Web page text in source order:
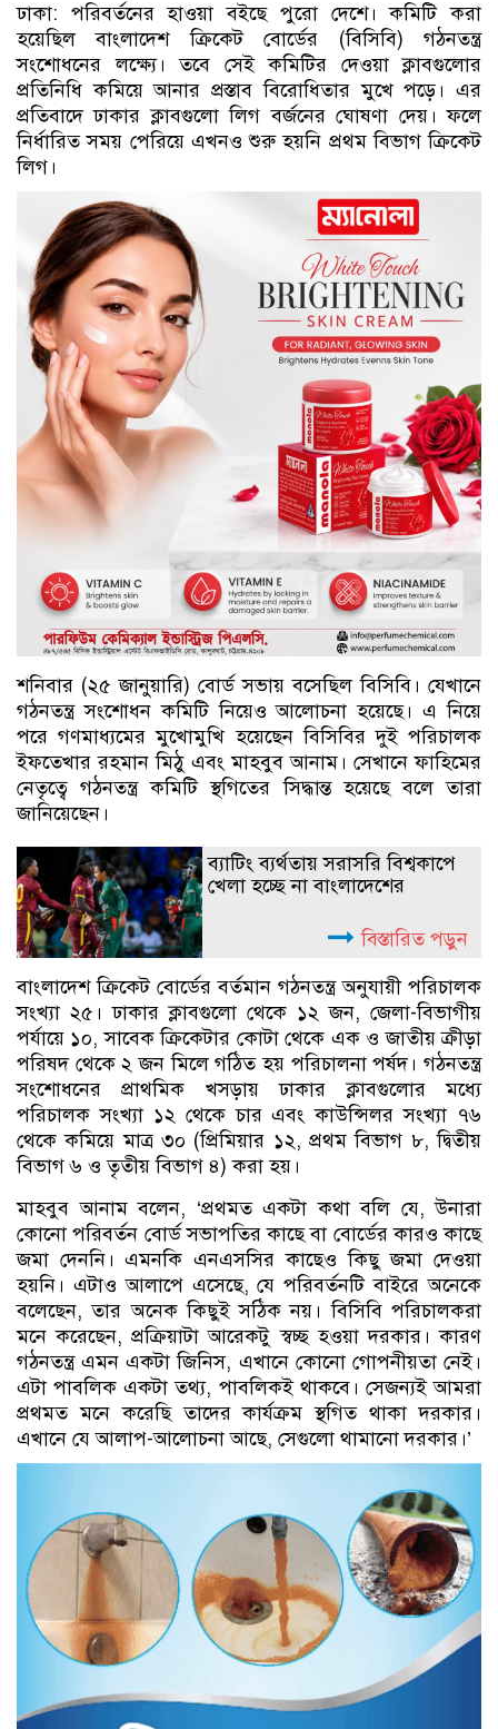
ঢাকা: পরিবর্তনের হাওয়া বইছে পুরো দেশে। কমিটি করা
হয়েছিল বাংলাদেশ ক্রিকেট বোর্ডের (বিসিবি) গঠনতন্ত্র
সংশোধনের লক্ষ্যে। তবে সেই কমিটির দেওয়া ক্লাবগুলোর
প্রতিনিধি কমিয়ে আনার প্রস্তাব বিরোধিতার মুখে পড়ে। এর
প্রতিবাদে ঢাকার ক্লাবগুলো লিগ বর্জনের ঘোষণা দেয়। ফলে
নির্ধারিত সময় পেরিয়ে এখনও শুরু হয়নি প্রথম বিভাগ ক্রিকেট
লিগ।
শনিবার (২৫ জানুয়ারি) বোর্ড সভায় বসেছিল বিসিবি। যেখানে
গঠনতন্ত্র সংশোধন কমিটি নিয়েও আলোচনা হয়েছে। এ নিয়ে
পরে গণমাধ্যমের মুখোমুখি হয়েছেন বিসিবির দুই পরিচালক
ইফতেখার রহমান মিঠু এবং মাহবুব আনাম। সেখানে ফাহিমের
নেতৃত্বে গঠনতন্ত্র কমিটি স্থগিতের সিদ্ধান্ত হয়েছে বলে তারা
জানিয়েছেন।
ব্যাটিং ব্যর্থতায় সরাসরি বিশ্বকাপে
খেলা হচ্ছে না বাংলাদেশের
বিস্তারিত পড়ুন
বাংলাদেশ ক্রিকেট বোর্ডের বর্তমান গঠনতন্ত্র অনুযায়ী পরিচালক
সংখ্যা ২৫। ঢাকার ক্লাবগুলো থেকে ১২ জন, জেলা-বিভাগীয়
পর্যায়ে ১০, সাবেক ক্রিকেটার কোটা থেকে এক ও জাতীয় ক্রীড়া
পরিষদ থেকে ২ জন মিলে গঠিত হয় পরিচালনা পর্ষদ। গঠনতন্ত্র
সংশোধনের প্রাথমিক খসড়ায় ঢাকার ক্লাবগুলোর মধ্যে
পরিচালক সংখ্যা ১২ থেকে চার এবং কাউন্সিলর সংখ্যা ৭৬
থেকে কমিয়ে মাত্র ৩০ (প্রিমিয়ার ১২, প্রথম বিভাগ ৮, দ্বিতীয়
বিভাগ ৬ ও তৃতীয় বিভাগ ৪) করা হয়।
মাহবুব আনাম বলেন, ‘প্রথমত একটা কথা বলি যে, উনারা
কোনো পরিবর্তন বোর্ড সভাপতির কাছে বা বোর্ডের কারও কাছে
জমা দেননি। এমনকি এনএসসির কাছেও কিছু জমা দেওয়া
হয়নি। এটাও আলাপে এসেছে, যে পরিবর্তনটি বাইরে অনেকে
বলেছেন, তার অনেক কিছুই সঠিক নয়। বিসিবি পরিচালকরা
মনে করেছেন, প্রক্রিয়াটা আরেকটু স্বচ্ছ হওয়া দরকার। কারণ
গঠনতন্ত্র এমন একটা জিনিস, এখানে কোনো গোপনীয়তা নেই।
এটা পাবলিক একটা তথ্য, পাবলিকই থাকবে। সেজন্যই আমরা
প্রথমত মনে করেছি তাদের কার্যক্রম স্থগিত থাকা দরকার।
এখানে যে আলাপ-আলোচনা আছে, সেগুলো থামানো দরকার।’